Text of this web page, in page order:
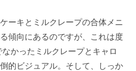
ーキとミルクレープの合体メニ
傾向にあるのですが、これは度
かったミルクレープとキャロ
的ビジュアル。そして、しっか